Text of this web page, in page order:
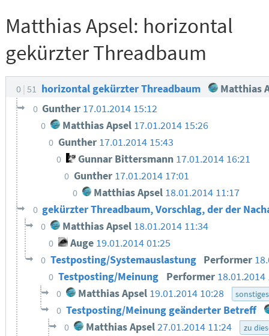
Matthias Apsel: horizontal
gekürzter Threadbaum
0 51 horizontal gekürzter Threadbaum Matthias
0 Gunther 17.01.2014 15:12
0 Matthias Apsel 17.01.2014 15:26
0 Gunther 17.01.2014 15:43
0 Gunnar Bittersmann 17.01.2014 16:21
0 Gunther 17.01.2014 17:01
0 Matthias Apsel 18.01.2014 11:17
0 gekürzter Threadbaum, Vorschlag, der der
0 Matthias Apsel 18.01.2014 11:34
0 Auge 19.01.2014 01:25
0 Testposting/Systemauslastung Performer
0 Testposting/Meinung Performer
0 Matthias Apsel 19.01.2014 10:28 sonstiges
0 Testposting/Meinung geänderter Betreff
0 Matthias Apsel27.01.2014 11:24 zu